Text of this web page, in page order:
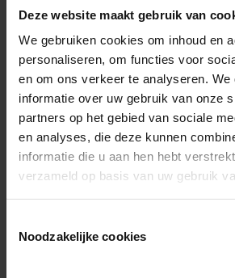
Deze website maakt gebruik van
We gebruiken cookies om inhoud en
personaliseren, om functies voor
en om ons verkeer te analyseren. We
informatie over uw gebruik van onze
partners op het gebied van sociale
en analyses, die deze kunnen
informatie die u aan hen hebt
verzameld op basis van uw gebruik
Selection
Noodzakelijke cookies
Interessante middag
De middag begon met een warm welkom,
koffie, thee en iets lekkers kregen, gemaakt
bezoekers gingen in gesprek met Laurette
patiëntenzorg/psychiater) en Arianne
bedrijfsvoering), die hun verhalen deelden
klinieken het omgaan met de cliënten en de
nam Geraldine Becker (secretaresse) de
boeiende rondleiding door het prachtige
de bezoekers ook mochten kijken op een
Al met al was het een zeer geslaagde dag!